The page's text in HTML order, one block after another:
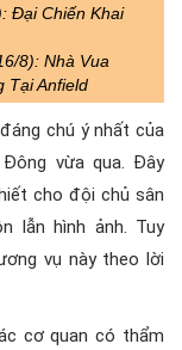
Đại Chiến Khai
8): Nhà Vua
Tại Anfield
chú ý nhất của
vừa qua. Đây
cho đội chủ sân
lẫn hình ảnh. Tuy
vụ này theo lời
cơ quan có thẩm